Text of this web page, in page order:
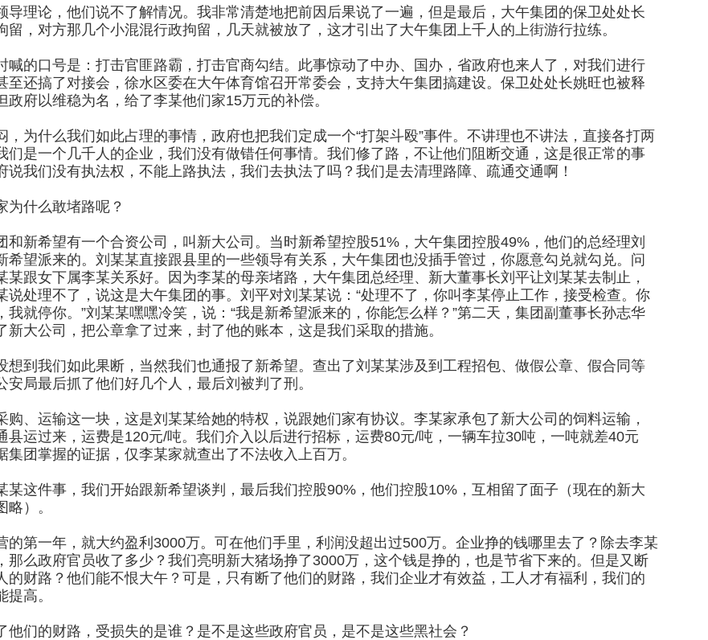
导理论，他们说不了解情况。我非常清楚地把前因后果说了一遍，但是最后，大午集团的保卫处处长
留，对方那几个小混混行政拘留，几天就被放了，这才引出了大午集团上千人的上街游行拉练。
喊的口号是：打击官匪路霸，打击官商勾结。此事惊动了中办、国办，省政府也来人了，对我们进行
至还搞了对接会，徐水区委在大午体育馆召开常委会，支持大午集团搞建设。保卫处处长姚旺也被释
政府以维稳为名，给了李某他们家15万元的补偿。
，为什么我们如此占理的事情，政府也把我们定成一个“打架斗殴”事件。不讲理也不讲法，直接各打两
们是一个几千人的企业，我们没有做错任何事情。我们修了路，不让他们阻断交通，这是很正常的事
说我们没有执法权，不能上路执法，我们去执法了吗？我们是去清理路障、疏通交通啊！
为什么敢堵路呢？
和新希望有一个合资公司，叫新大公司。当时新希望控股51%，大午集团控股49%，他们的总经理刘
希望派来的。刘某某直接跟县里的一些领导有关系，大午集团也没插手管过，你愿意勾兑就勾兑。问
某跟女下属李某关系好。因为李某的母亲堵路，大午集团总经理、新大董事长刘平让刘某某去制止，
说处理不了，说这是大午集团的事。刘平对刘某某说：“处理不了，你叫李某停止工作，接受检查。你
我就停你。”刘某某嘿嘿冷笑，说：“我是新希望派来的，你能怎么样？”第二天，集团副董事长孙志华
新大公司，把公章拿了过来，封了他的账本，这是我们采取的措施。
想到我们如此果断，当然我们也通报了新希望。查出了刘某某涉及到工程招包、做假公章、假合同等
安局最后抓了他们好几个人，最后刘被判了刑。
购、运输这一块，这是刘某某给她的特权，说跟她们家有协议。李某家承包了新大公司的饲料运输，
县运过来，运费是120元/吨。我们介入以后进行招标，运费80元/吨，一辆车拉30吨，一吨就差40元
集团掌握的证据，仅李某家就查出了不法收入上百万。
某这件事，我们开始跟新希望谈判，最后我们控股90%，他们控股10%，互相留了面子（现在的新大
略）。
的第一年，就大约盈利3000万。可在他们手里，利润没超出过500万。企业挣的钱哪里去了？除去李某
那么政府官员收了多少？我们亮明新大猪场挣了3000万，这个钱是挣的，也是节省下来的。但是又断
的财路？他们能不恨大午？可是，只有断了他们的财路，我们企业才有效益，工人才有福利，我们的
提高。
他们的财路，受损失的是谁？是不是这些政府官员，是不是这些黑社会？